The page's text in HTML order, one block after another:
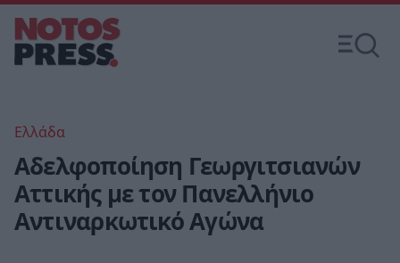
Ελλάδα
Αδελφοποίηση Γεωργιτσιανών
Αττικής με τον Πανελλήνιο
Αντιναρκωτικό Αγώνα